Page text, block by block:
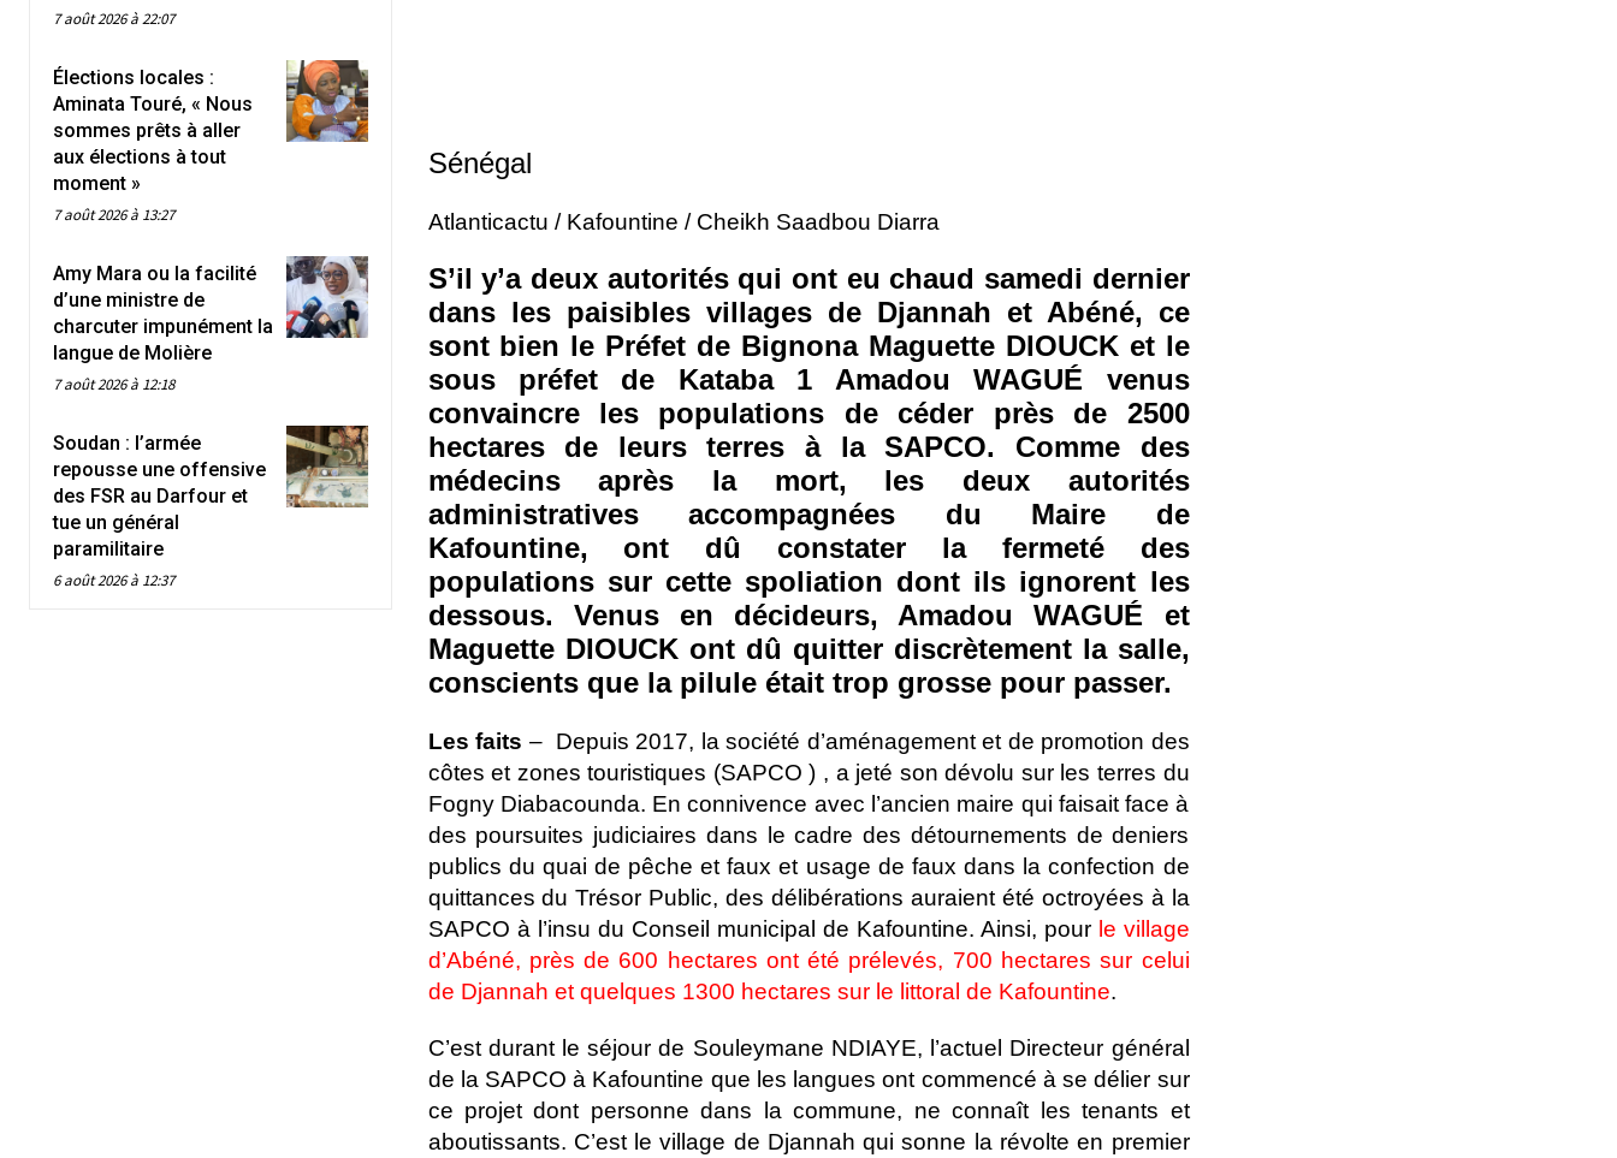
7 août 2026 à 22:07
Élections locales :
Aminata Touré, « Nous
sommes prêts à aller
aux élections à tout
moment »
7 août 2026 à 13:27
Amy Mara ou la facilité
d’une ministre de
charcuter impunément la
langue de Molière
7 août 2026 à 12:18
Soudan : l’armée
repousse une offensive
des FSR au Darfour et
tue un général
paramilitaire
6 août 2026 à 12:37
Sénégal
Atlanticactu / Kafountine / Cheikh Saadbou Diarra
S’il y’a deux autorités qui ont eu chaud samedi dernier
dans les paisibles villages de Djannah et Abéné, ce
sont bien le Préfet de Bignona Maguette DIOUCK et le
sous préfet de Kataba 1 Amadou WAGUÉ venus
convaincre les populations de céder près de 2500
hectares de leurs terres à la SAPCO. Comme des
médecins après la mort, les deux autorités
administratives accompagnées du Maire de
Kafountine, ont dû constater la fermeté des
populations sur cette spoliation dont ils ignorent les
dessous. Venus en décideurs, Amadou WAGUÉ et
Maguette DIOUCK ont dû quitter discrètement la salle,
conscients que la pilule était trop grosse pour passer.
Les faits – Depuis 2017, la société d’aménagement et de promotion des
côtes et zones touristiques (SAPCO ) , a jeté son dévolu sur les terres du
Fogny Diabacounda. En connivence avec l’ancien maire qui faisait face à
des poursuites judiciaires dans le cadre des détournements de deniers
publics du quai de pêche et faux et usage de faux dans la confection de
quittances du Trésor Public, des délibérations auraient été octroyées à la
SAPCO à l’insu du Conseil municipal de Kafountine. Ainsi, pour le village
d’Abéné, près de 600 hectares ont été prélevés, 700 hectares sur celui
de Djannah et quelques 1300 hectares sur le littoral de Kafountine.
C’est durant le séjour de Souleymane NDIAYE, l’actuel Directeur général
de la SAPCO à Kafountine que les langues ont commencé à se délier sur
ce projet dont personne dans la commune, ne connaît les tenants et
aboutissants. C’est le village de Djannah qui sonne la révolte en premier